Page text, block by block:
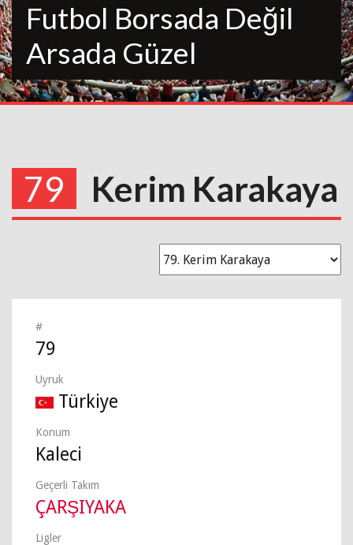
Futbol Borsada Değil
Arsada Güzel
79 Kerim Karakaya
#
79
Uyruk
Türkiye
Konum
Kaleci
Geçerli Takım
ÇARŞIYAKA
Ligler